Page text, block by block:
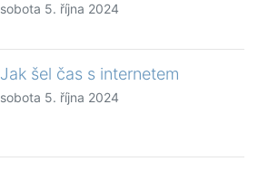
sobota 5. října 2024
Jak šel čas s internetem
sobota 5. října 2024